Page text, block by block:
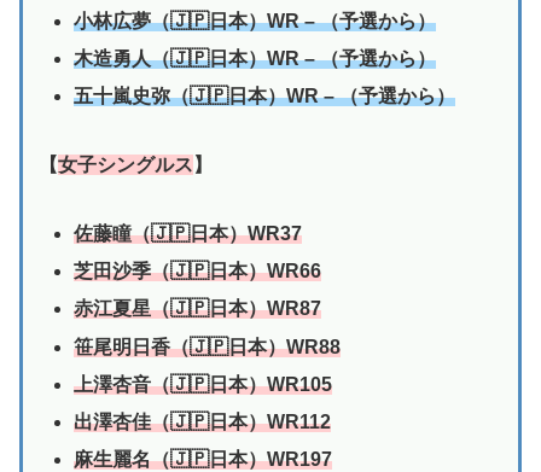
小林広夢（🇯🇵日本）WR–（予選から）
木造勇人（🇯🇵日本）WR–（予選から）
五十嵐史弥（🇯🇵日本）WR–（予選から）
【女子シングルス 】
佐藤瞳（🇯🇵日本）WR37
芝田沙季（🇯🇵日本）WR66
赤江夏星（🇯🇵日本）WR87
笹尾明日香（🇯🇵日本）WR88
上澤杏音（🇯🇵日本）WR105
出澤杏佳（🇯🇵日本）WR112
麻生麗名（🇯🇵日本）WR197